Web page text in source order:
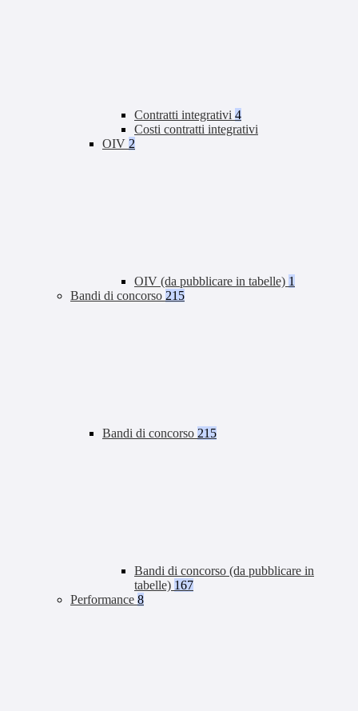
Contratti integrativi 4
Costi contratti integrativi
OIV 2
OIV (da pubblicare in tabelle) 1
Bandi di concorso 215
Bandi di concorso 215
Bandi di concorso (da pubblicare in
tabelle) 167
Performance 8